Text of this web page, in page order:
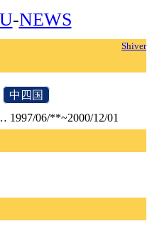
-NEWS
Shiver
中四国
1997/06/**~2000/12/01